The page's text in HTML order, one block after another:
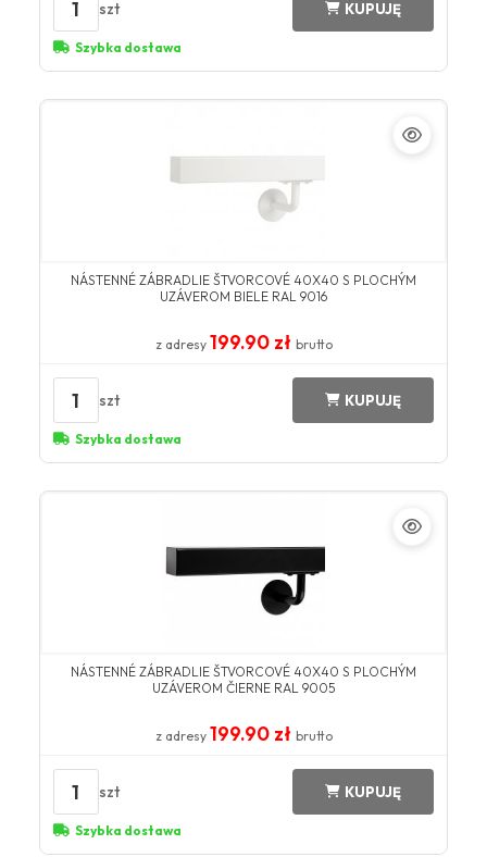
1 szt KUPUJĘ
Szybka dostawa
NÁSTENNÉ ZÁBRADLIE ŠTVORCOVÉ 40X40 S PLOCHÝM
UZÁVEROM BIELE RAL 9016
z adresy 199.90 zł brutto
1 szt KUPUJĘ
Szybka dostawa
NÁSTENNÉ ZÁBRADLIE ŠTVORCOVÉ 40X40 S PLOCHÝM
UZÁVEROM ČIERNE RAL 9005
z adresy 199.90 zł brutto
1 szt KUPUJĘ
Szybka dostawa